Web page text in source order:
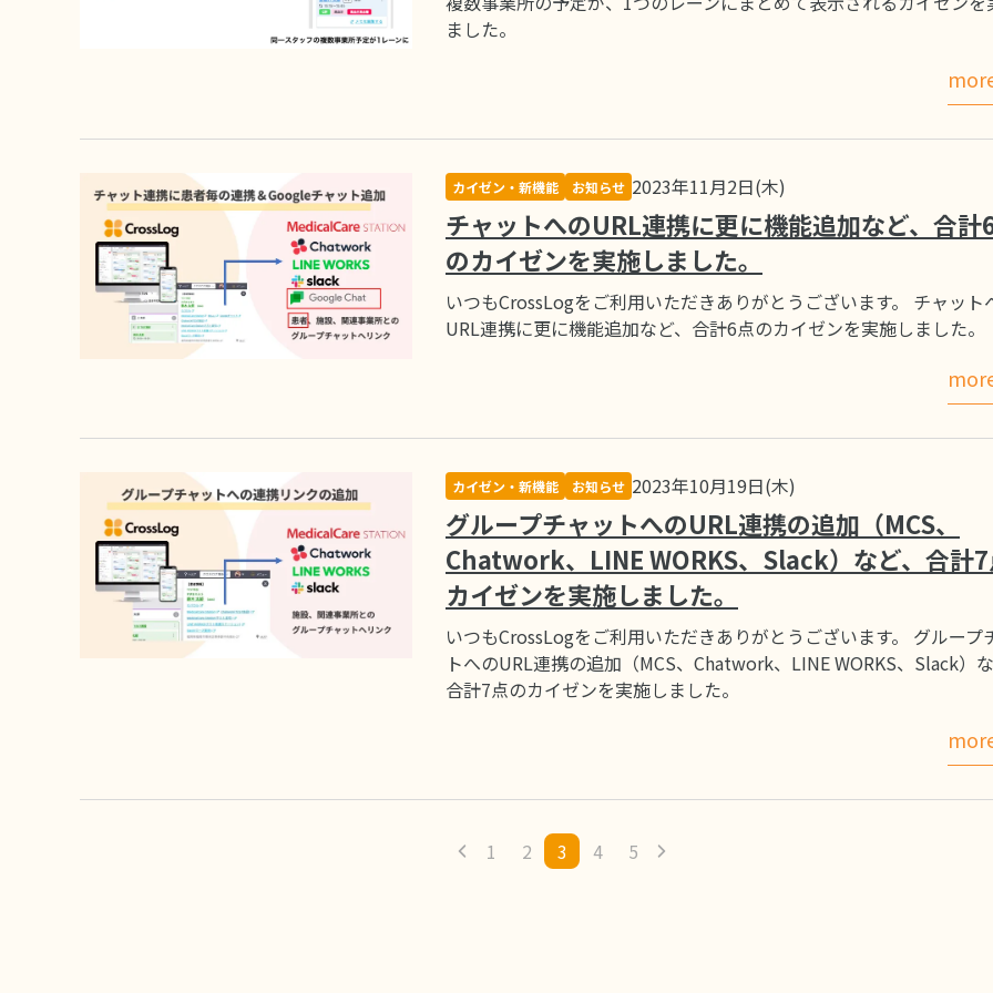
ました。
カイゼン・新機能 お知らせ 2023年11月2日(木)
チャットへのURL連携に更に機能追加など、合計
のカイゼンを実施しました。
いつもCrossLogをご利用いただきありがとうございます。 チャット
URL連携に更に機能追加など、合計6点のカイゼンを実施しました。
カイゼン・新機能 お知らせ 2023年10月19日(木)
グループチャットへのURL連携の追加（MCS、
Chatwork、LINE WORKS、Slack）など、合計7
カイゼンを実施しました。
いつもCrossLogをご利用いただきありがとうございます。 グループ
トへのURL連携の追加（MCS、Chatwork、LINE WORKS、Slack）な
合計7点のカイゼンを実施しました。
1 2 3 4 5